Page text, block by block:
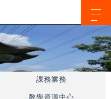
課務業務
教學資源中心